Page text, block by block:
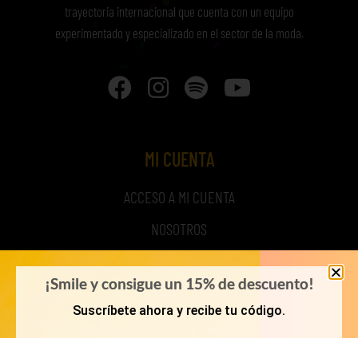
trayectoria internacional que cuenta con un equipo
experimentado y especializado en el sector de la moda.
MI CUENTA
ACCESO A MI CUENTA
NOSOTROS
BLOG
¡Smile y consigue un 15% de descuento!
Suscríbete ahora y recibe tu código.